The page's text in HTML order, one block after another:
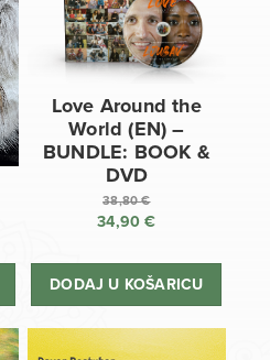
Love Around the
World (EN) –
BUNDLE: BOOK &
DVD
38,80€
Izvorna
bila
34,90€
cijena
DODAJ U KOŠARICU